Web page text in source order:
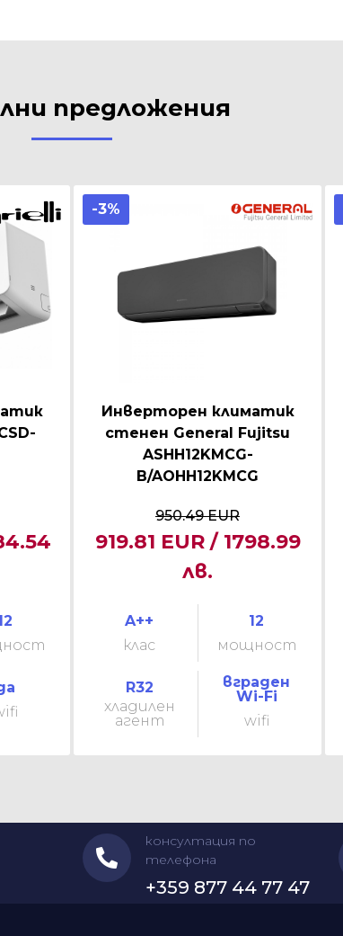
предложения
-3%
Инверторен климатик
стенен General Fujitsu
ASHH12KMCG-
B/AOHH12KMCG
950.49 EUR
919.81 EUR / 1798.99
лв.
A++
клас
12
мощност
R32
хладилен
агент
вграден
Wi-Fi
wifi
консултация по
телефона
+359 877 44 77 47